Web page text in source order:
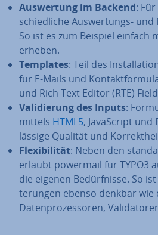
Aus­wer­tung im Backend:
schied­li­che Aus­wer­tungs-
So ist es zum Beispiel
erheben.
Templates: Teil des
für E-Mails und
und Rich Text Editor (RTE)
Va­li­die­rung des Inputs:
mittels HTML5, Ja­va­Script
läs­si­ge Qualität und
Fle­xi­bi­li­tät: Neben den
erlaubt powermail für TYPO3
die eigenen Be­dürf­nis­se. So
te­run­gen ebenso denkbar
Da­ten­pro­zes­so­ren,